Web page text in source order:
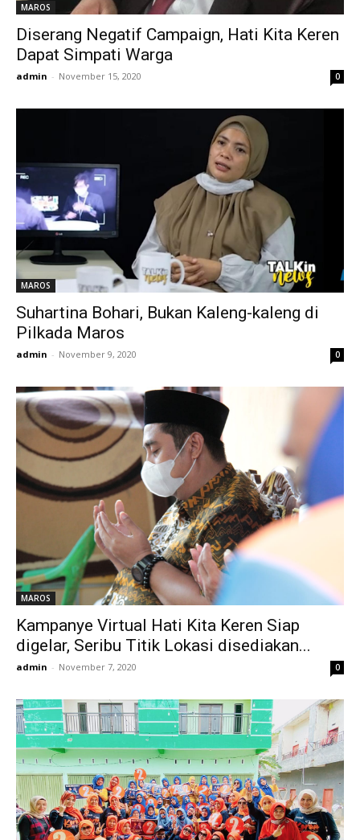
MAROS
Diserang Negatif Campaign, Hati Kita Keren
Dapat Simpati Warga
admin - November 15, 2020 0
MAROS
Suhartina Bohari, Bukan Kaleng-kaleng di
Pilkada Maros
admin - November 9, 2020 0
MAROS
Kampanye Virtual Hati Kita Keren Siap
digelar, Seribu Titik Lokasi disediakan...
admin - November 7, 2020 0